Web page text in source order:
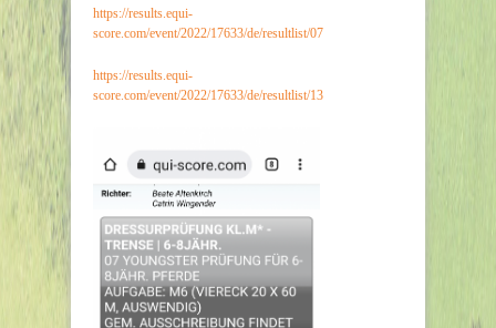
https://results.equi-
score.com/event/2022/17633/de/resultlist/07
https://results.equi-
score.com/event/2022/17633/de/resultlist/13